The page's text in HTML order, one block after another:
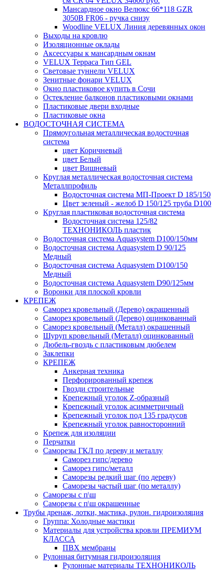
Мансардное окно Велюкс 66*118 GZR
3050B FR06 - ручка снизу
Woodline VELUX Линия деревянных окон
Выходы на кровлю
Изоляционные оклады
Аксессуары к мансардным окнам
VELUX Терраса Тип GEL
Световые туннели VELUX
Зенитные фонари VELUX
Окно пластиковое купить в Сочи
Остекление балконов пластиковыми окнами
Пластиковые двери входные
Пластиковые окна
ВОДОСТОЧНАЯ СИСТЕМА
Прямоугольная металлическая водосточная
система
цвет Коричневый
цвет Белый
цвет Вишневый
Круглая металлическая водосточная система
Металлпрофиль
Водосточная система МП-Проект D 185/150
Цвет зеленый - желоб D 150/125 труба D100
Круглая пластиковая водосточная система
Водосточная система 125/82
ТЕХНОНИКОЛЬ пластик
Водосточная система Aquasystem D100/150мм
Водосточная система Aquasystem D 90/125
Медный
Водосточная система Aquasystem D100/150
Медный
Водосточная система Aquasystem D90/125мм
Воронки для плоской кровли
КРЕПЕЖ
Саморез кровельный (Дерево) окрашенный
Саморез кровельный (Дерево) оцинкованный
Саморез кровельный (Металл) окрашенный
Шуруп кровельный (Металл) оцинкованный
Дюбель-гвоздь с пластиковым дюбелем
Заклепки
КРЕПЕЖ
Анкерная техника
Перфорированный крепеж
Гвозди строительные
Крепежный уголок Z-образный
Крепежный уголок асимметричный
Крепежный уголок под 135 градусов
Крепежный уголок равносторонний
Крепеж для изоляции
Перчатки
Саморезы ГКЛ по дереву и металлу
Саморез гипс/дерево
Саморез гипс/металл
Саморезы редкий шаг (по дереву)
Саморезы частый шаг (по металлу)
Саморезы с п\ш
Саморезы с п\ш окрашенные
Трубы дренаж, лотки, мастика, рулон. гидроизоляция
Группа: Холодные мастики
Материалы для устройства кровли ПРЕМИУМ
КЛАССА
ПВХ мембраны
Рулонная битумная гидроизоляция
Рулонные материалы ТЕХНОНИКОЛЬ